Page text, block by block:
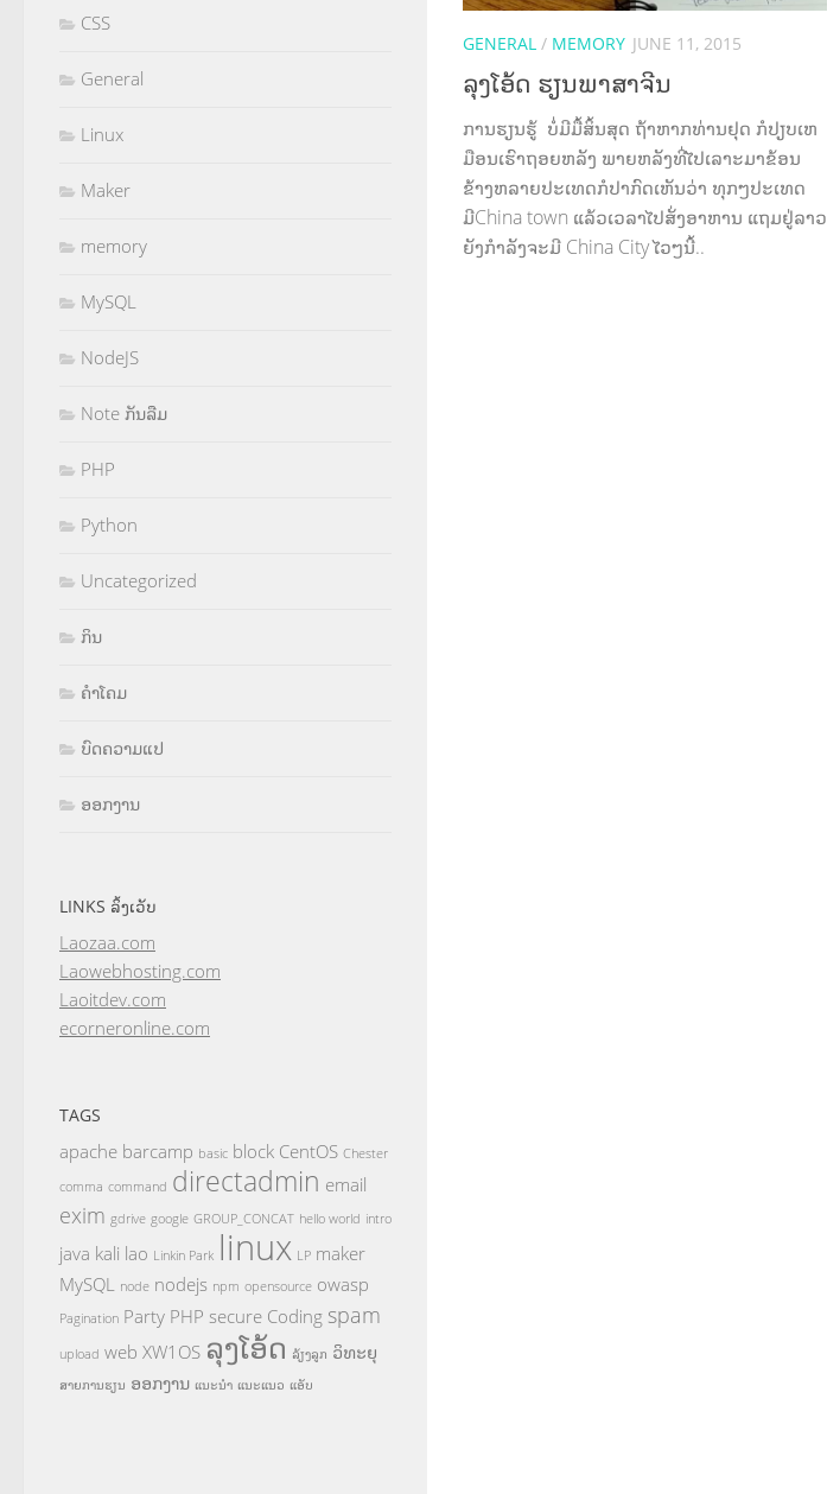
GENERAL / MEMORY JUNE 11, 2015
ລຸງໂອ້ດ ຮຽນພາສາຈີນ
ການຮຽນຮູ້ ບໍ່ມີມື້ສິ້ນສຸດ ຖ້າຫາກທ່ານຢຸດ ກໍປຽບເຫ
ມືອນເຮົາຖອຍຫລັງ ພາຍຫລັງທີ່ໄປເລາະມາຂ້ອນ
ຂ້າງຫລາຍປະເທດກໍປາກົດເຫັນວ່າ ທຸກໆປະເທດ
ມີChina town ແລ້ວເວລາໄປສັ່ງອາຫານ ແຖມຢູ່ລາວ
ຍັງກຳລັງຈະມີ China City ໄວໆນີ້..
CSS
General
Linux
Maker
memory
MySQL
NodeJS
Note ກັນລືມ
PHP
Python
Uncategorized
ກິນ
ຄຳໂຄມ
ບົດຄວາມແປ
ອອກງານ
LINKS ລິ້ງເວັບ
Laozaa.com
Laowebhosting.com
Laoitdev.com
ecorneronline.com
TAGS
apache barcamp basic block CentOS Chester
comma command directadmin email
exim gdrive google GROUP_CONCAT hello world intro
java kali lao Linkin Park linux LP maker
MySQL node nodejs npm opensource owasp
Pagination Party PHP secure Coding spam
upload web XW1OS ລຸງໂອ້ດ ລ້ຽງລູກ ວິທະຍຸ
ສາຍການຮຽນ ອອກງານ ແນະນຳ ແນະແນວ ແອັບ